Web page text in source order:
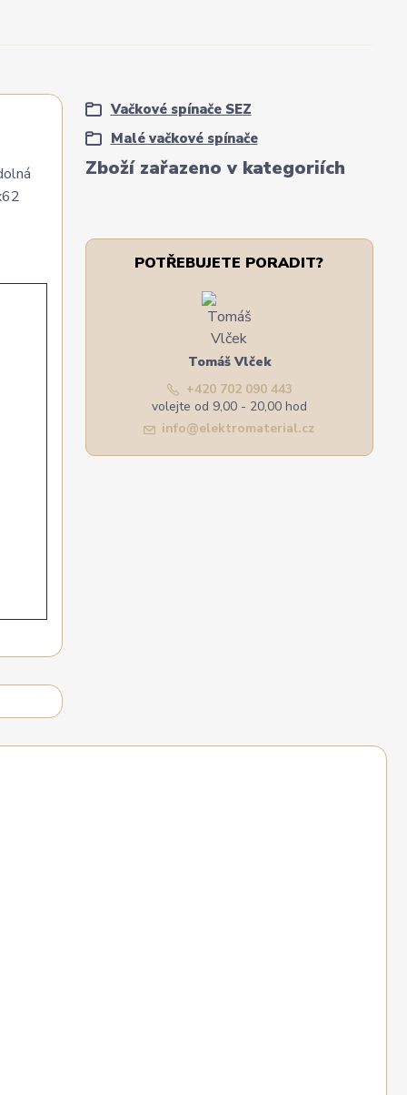
Zboží zařazeno v kategoriích
Vačkové spínače SEZ
Malé vačkové spínače
POTŘEBUJETE PORADIT?
Tomáš Vlček
+420 702 090 443
volejte od 9,00 - 20,00 hod
info@elektromaterial.cz